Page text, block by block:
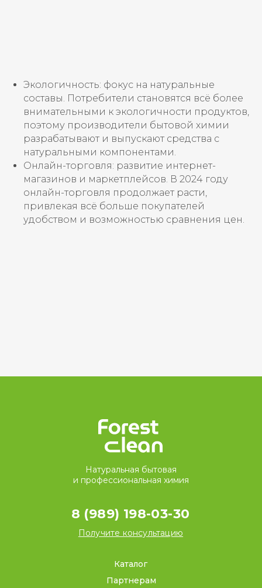
Экологичность: фокус на натуральные
составы. Потребители становятся всё более
внимательными к экологичности продуктов,
поэтому производители бытовой химии
разрабатывают и выпускают средства с
натуральными компонентами.
Онлайн-торговля: развитие интернет-
магазинов и маркетплейсов. В 2024 году
онлайн-торговля продолжает расти,
привлекая всё больше покупателей
удобством и возможностью сравнения цен.
Каталог
Партнерам
8 (989) 198-03-30
Получите консультацию
Натуральная бытовая
и профессиональная химия